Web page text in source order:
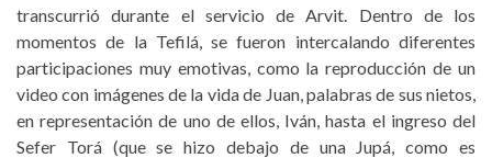
transcurrió durante el servicio de Arvit. Dentro de los
momentos de la Tefilá, se fueron intercalando diferentes
participaciones muy emotivas, como la reproducción de un
video con imágenes de la vida de Juan, palabras de sus nietos,
en representación de uno de ellos, Iván, hasta el ingreso del
Sefer Torá (que se hizo debajo de una Jupá, como es